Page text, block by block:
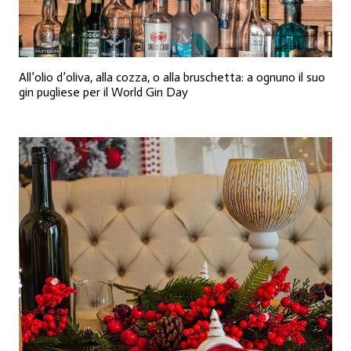
All’olio d’oliva, alla cozza, o alla bruschetta: a ognuno il suo
gin pugliese per il World Gin Day